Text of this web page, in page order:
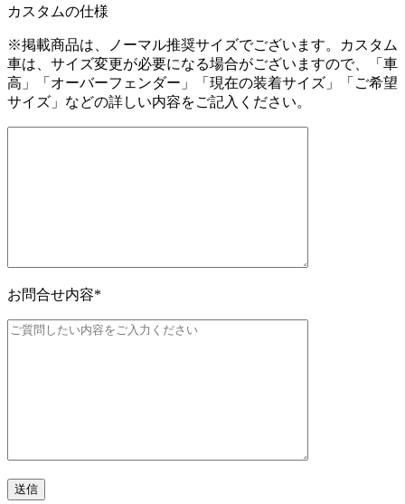
カスタムの仕様
※掲載商品は、ノーマル推奨サイズでございます。カスタム
車は、サイズ変更が必要になる場合がございますので、「車
高」「オーバーフェンダー」「現在の装着サイズ」「ご希望
サイズ」などの詳しい内容をご記入ください。
お問合せ内容*